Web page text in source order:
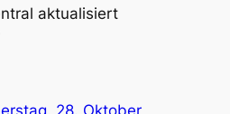
aktualisiert